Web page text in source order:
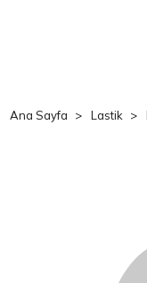
Ana Sayfa Lastik